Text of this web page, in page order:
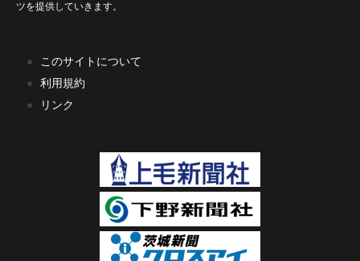
ツを提供していきます。
このサイトについて
利用規約
リンク